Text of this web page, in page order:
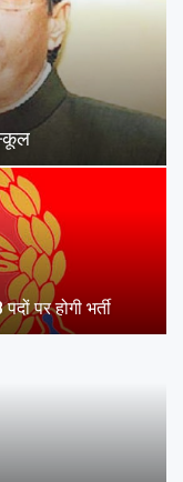
पर होगी भर्ती